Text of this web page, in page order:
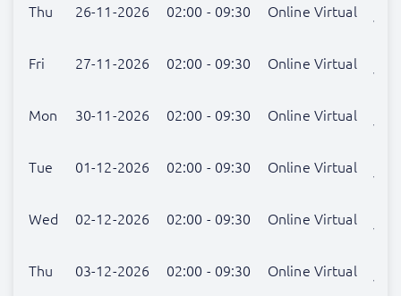
Thu 26-11-2026 02:00 - 09:30 Online Virtual
Fri 27-11-2026 02:00 - 09:30 Online Virtual
Mon 30-11-2026 02:00 - 09:30 Online Virtual
Tue 01-12-2026 02:00 - 09:30 Online Virtual
Wed 02-12-2026 02:00 - 09:30 Online Virtual
Thu 03-12-2026 02:00 - 09:30 Online Virtual